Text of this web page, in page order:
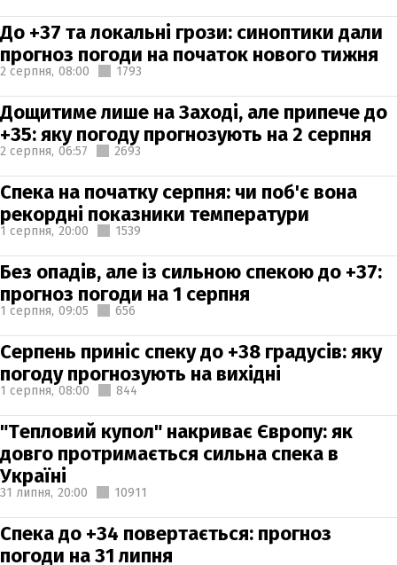
До +37 та локальні грози: синоптики дали
прогноз погоди на початок нового тижня
2 серпня, 08:00 1793
Дощитиме лише на Заході, але припече до
+35: яку погоду прогнозують на 2 серпня
2 серпня, 06:57 2693
Спека на початку серпня: чи поб'є вона
рекордні показники температури
1 серпня, 20:00 1539
Без опадів, але із сильною спекою до +37:
прогноз погоди на 1 серпня
1 серпня, 09:05 656
Серпень приніс спеку до +38 градусів: яку
погоду прогнозують на вихідні
1 серпня, 08:00 844
"Тепловий купол" накриває Європу: як
довго протримається сильна спека в
Україні
31 липня, 20:00 10911
Спека до +34 повертається: прогноз
погоди на 31 липня